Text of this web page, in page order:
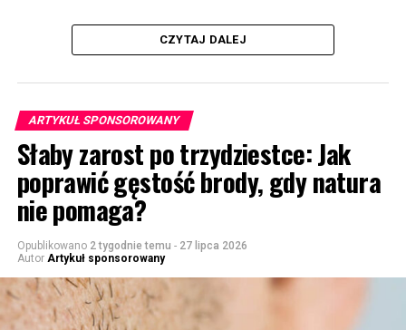
CZYTAJ DALEJ
ARTYKUŁ SPONSOROWANY
Słaby zarost po trzydziestce: Jak
poprawić gęstość brody, gdy natura
nie pomaga?
Opublikowano 2 tygodnie temu - 27 lipca 2026
Autor Artykuł sponsorowany